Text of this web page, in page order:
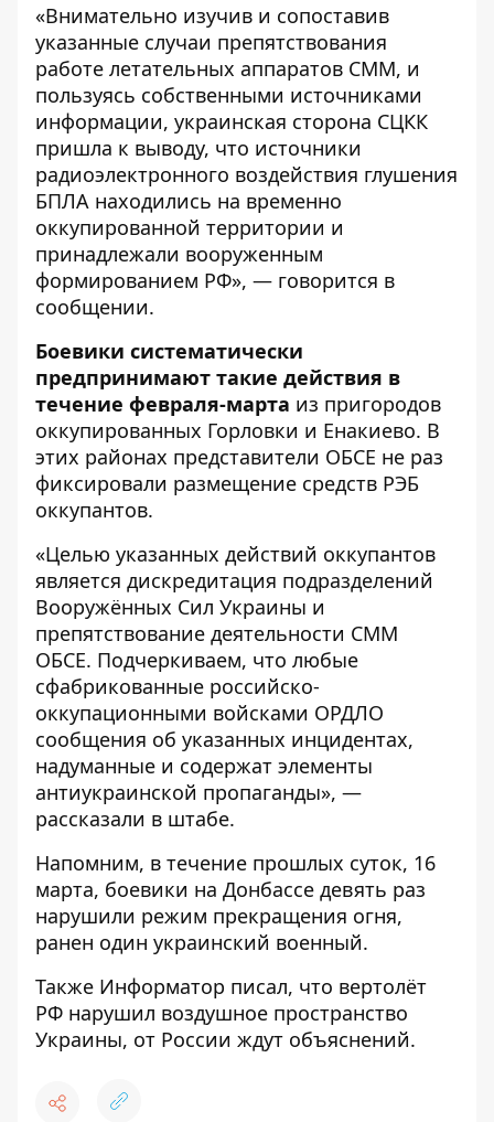
«Внимательно изучив и сопоставив
указанные случаи препятствования
работе летательных аппаратов СММ, и
пользуясь собственными источниками
информации, украинская сторона СЦКК
пришла к выводу, что источники
радиоэлектронного воздействия глушения
БПЛА находились на временно
оккупированной территории и
принадлежали вооруженным
формированием РФ», — говорится в
сообщении.
Боевики систематически
предпринимают такие действия в
течение февраля-марта из пригородов
оккупированных Горловки и Енакиево. В
этих районах представители ОБСЕ не раз
фиксировали размещение средств РЭБ
оккупантов.
«Целью указанных действий оккупантов
является дискредитация подразделений
Вооружённых Сил Украины и
препятствование деятельности СММ
ОБСЕ. Подчеркиваем, что любые
сфабрикованные российско-
оккупационными войсками ОРДЛО
сообщения об указанных инцидентах,
надуманные и содержат элементы
антиукраинской пропаганды», —
рассказали в штабе.
Напомним, в течение прошлых суток, 16
марта, боевики на Донбассе девять раз
нарушили режим прекращения огня,
ранен один украинский военный.
Также Информатор писал, что вертолёт
РФ нарушил воздушное пространство
Украины, от России ждут объяснений.